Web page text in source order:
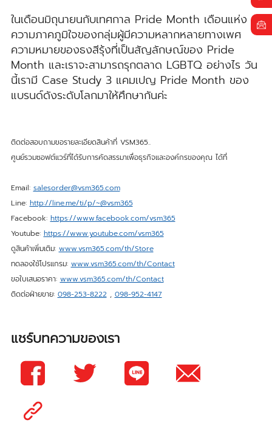
ในเดือนมิถุนายนกับเทศกาล Pride Month เดือนแห่ง
ความภาคภูมิใจของกลุ่มผู้มีความหลากหลายทางเพศ
ความหมายของธงสีรุ้งที่เป็นสัญลักษณ์ของ Pride
Month และเราจะสามารถรุกตลาด LGBTQ อย่างไร วัน
นี้เรามี Case Study 3 แคมเปญ Pride Month ของ
แบรนด์ดังระดับโลกมาให้ศึกษากันค่ะ
ติดต่อสอบถามขอรายละเอียดสินค้าที่ VSM365..
ศูนย์รวมซอฟต์แวร์ที่ได้รับการคัดสรรมาเพื่อธุรกิจและองค์กรของคุณ ได้ที่
Email: salesorder@vsm365.com
Line: http://line.me/ti/p/~@vsm365
Facebook: https://www.facebook.com/vsm365
Youtube: https://www.youtube.com/vsm365
ดูสินค้าเพิ่มเติม: www.vsm365.com/th/Store
ทดลองใช้โปรแกรม: www.vsm365.com/th/Contact
ขอใบเสนอราคา: www.vsm365.com/th/Contact
ติดต่อฝ่ายขาย: 098-253-8222, 098-952-4147
แชร์บทความของเรา